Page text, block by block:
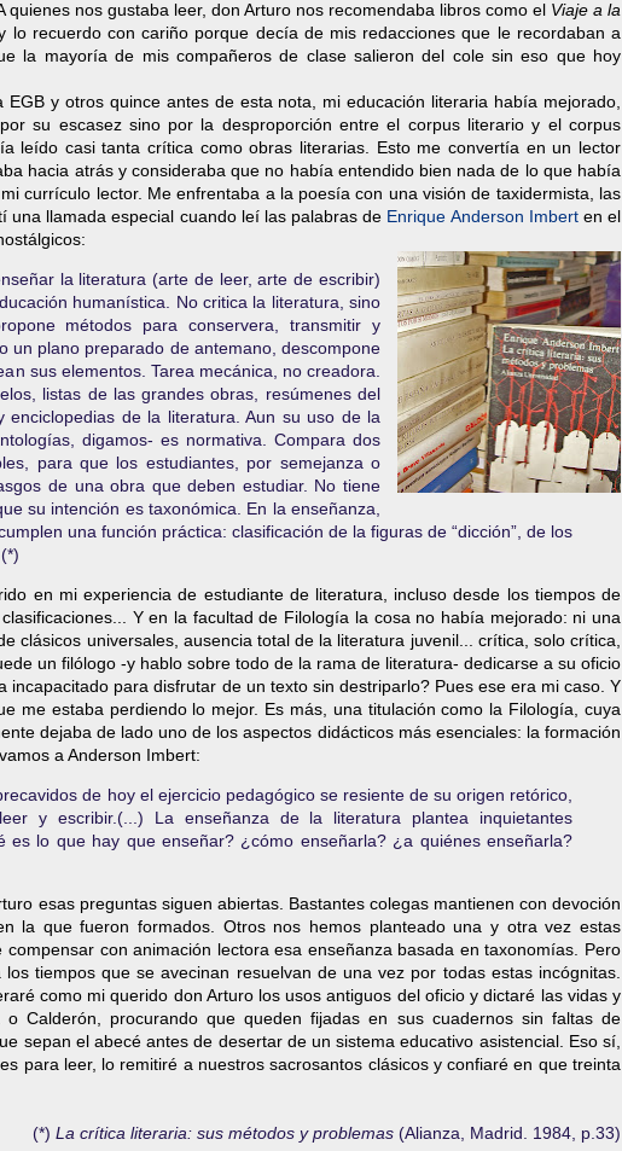
nos gustaba leer, don Arturo nos recomendaba libros como el Viaje a la
lo recuerdo con cariño porque decía de mis redacciones que le recordaban a
la mayoría de mis compañeros de clase salieron del cole sin eso que hoy
y otros quince antes de esta nota, mi educación literaria había mejorado,
su escasez sino por la desproporción entre el corpus literario y el corpus
leído casi tanta crítica como obras literarias. Esto me convertía en un lector
hacia atrás y consideraba que no había entendido bien nada de lo que había
currículo lector. Me enfrentaba a la poesía con una visión de taxidermista, las
una llamada especial cuando leí las palabras de Enrique Anderson Imberten el
la literatura (arte de leer, arte de escribir)
humanística. No critica la literatura, sino
métodos para conservera, transmitir y
un plano preparado de antemano, descompone
sus elementos. Tarea mecánica, no creadora.
listas de las grandes obras, resúmenes del
de la literatura. Aun su uso de la
digamos- es normativa. Compara dos
para que los estudiantes, por semejanza o
de una obra que deben estudiar. No tiene
su intención es taxonómica. En la enseñanza,
una función práctica: clasificación de la figuras de “dicción”, de los
en mi experiencia de estudiante de literatura, incluso desde los tiempos de
Y en la facultad de Filología la cosa no había mejorado: ni una
clásicos universales, ausencia total de la literatura juvenil... crítica, solo crítica,
un filólogo -y hablo sobre todo de la rama de literatura- dedicarse a su oficio
para disfrutar de un texto sin destriparlo? Pues ese era mi caso. Y
me estaba perdiendo lo mejor. Es más, una titulación como la Filología, cuya
dejaba de lado uno de los aspectos didácticos más esenciales: la formación
a Anderson Imbert:
de hoy el ejercicio pedagógico se resiente de su origen retórico,
y escribir.(...) La enseñanza de la literatura plantea inquietantes
es lo que hay que enseñar? ¿cómo enseñarla? ¿a quiénes enseñarla?
esas preguntas siguen abiertas. Bastantes colegas mantienen con devoción
la que fueron formados. Otros nos hemos planteado una y otra vez estas
con animación lectora esa enseñanza basada en taxonomías. Pero
tiempos que se avecinan resuelvan de una vez por todas estas incógnitas.
como mi querido don Arturo los usos antiguos del oficio y dictaré las vidas y
Calderón, procurando que queden fijadas en sus cuadernos sin faltas de
sepan el abecé antes de desertar de un sistema educativo asistencial. Eso sí,
para leer, lo remitiré a nuestros sacrosantos clásicos y confiaré en que treinta
(*) La crítica literaria: sus métodos y problemas (Alianza, Madrid. 1984, p.33)